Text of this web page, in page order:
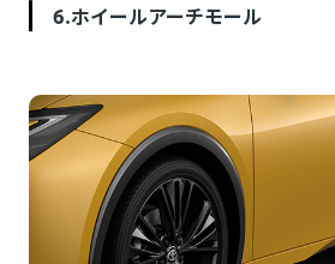
6.ホイールアーチモール